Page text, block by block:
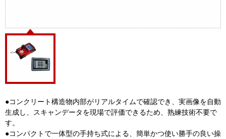
●コンクリート構造物内部がリアルタイムで確認でき、実画像を自動
生成し、スキャンデータを現場で評価できるため、熟練技術不要で
す。
●コンパクトで一体型の手持ち式による、簡単かつ使い勝手の良い操